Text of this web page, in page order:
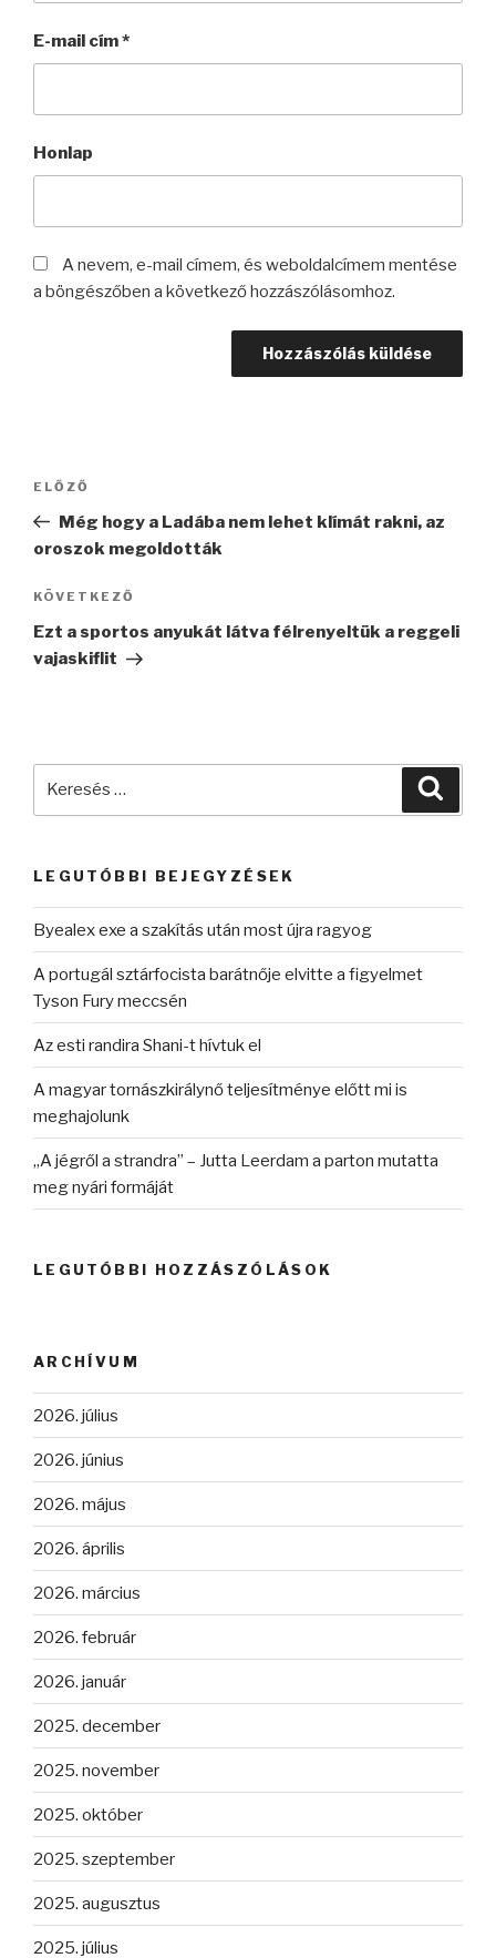
E-mail cím*
Honlap
A nevem, e-mail címem, és weboldalcímem mentése
a böngészőben a következő hozzászólásomhoz.
Bejegyzés
Korábbi
bejegyzés
ELŐZŐ
Még hogy a Ladába nem lehet klímát rakni, az
oroszok megoldották
Következő
bejegyzés
KÖVETKEZŐ
Ezt a sportos anyukát látva félrenyeltük a reggeli
vajaskiflit
LEGUTÓBBI BEJEGYZÉSEK
Byealex exe a szakítás után most újra ragyog
A portugál sztárfocista barátnője elvitte a figyelmet
Tyson Fury meccsén
Az esti randira Shani-t hívtuk el
A magyar tornászkirálynő teljesítménye előtt mi is
meghajolunk
„A jégről a strandra” – Jutta Leerdam a parton mutatta
meg nyári formáját
LEGUTÓBBI HOZZÁSZÓLÁSOK
ARCHÍVUM
2026. július
2026. június
2026. május
2026. április
2026. március
2026. február
2026. január
2025. december
2025. november
2025. október
2025. szeptember
2025. augusztus
2025. július